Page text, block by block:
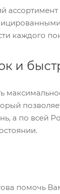
каждого
и
а по всей
помочь